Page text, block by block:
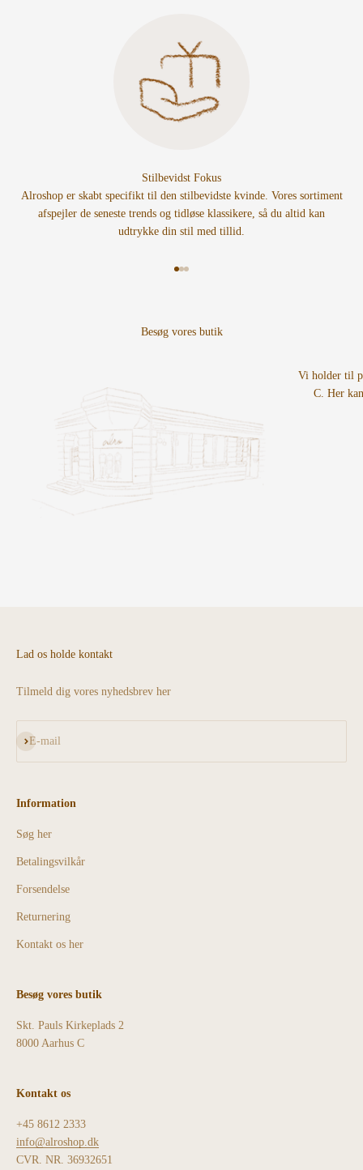
Stilbevidst Fokus
Alroshop er skabt specifikt til den stilbevidste kvinde. Vores sortiment
afspejler de seneste trends og tidløse klassikere, så du altid kan
udtrykke din stil med tillid.
Vi holder til
C. Her
Lad os holde kontakt
Tilmeld dig vores nyhedsbrev her
E-mail
Abonnér
Information
Søg her
Betalingsvilkår
Forsendelse
Returnering
Kontakt os her
Besøg vores butik
Skt. Pauls Kirkeplads 2
8000 Aarhus C
Kontakt os
+45 8612 2333
info@alroshop.dk
CVR. NR. 36932651